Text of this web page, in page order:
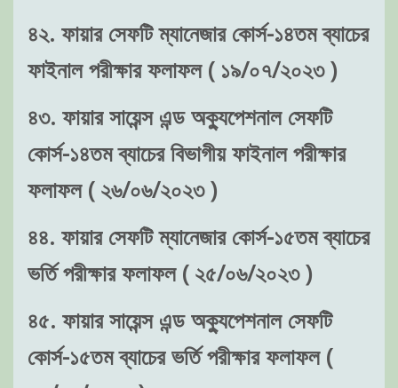
৪২. ফায়ার সেফটি ম্যানেজার কোর্স-১৪তম ব্যাচের
ফাইনাল পরীক্ষার ফলাফল ( ১৯/০৭/২০২৩ )
৪৩. ফায়ার সায়েন্স এন্ড অক্যুপেশনাল সেফটি
কোর্স-১৪তম ব্যাচের বিভাগীয় ফাইনাল পরীক্ষার
ফলাফল ( ২৬/০৬/২০২৩ )
৪৪. ফায়ার সেফটি ম্যানেজার কোর্স-১৫তম ব্যাচের
ভর্তি পরীক্ষার ফলাফল ( ২৫/০৬/২০২৩ )
৪৫. ফায়ার সায়েন্স এন্ড অক্যুপেশনাল সেফটি
কোর্স-১৫তম ব্যাচের ভর্তি পরীক্ষার ফলাফল (